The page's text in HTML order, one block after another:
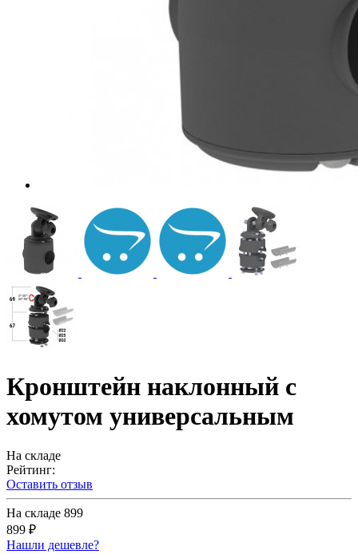
Кронштейн наклонный с
хомутом универсальным
На складе
Рейтинг:
Оставить отзыв
На складе 899
899 ₽
Нашли дешевле?